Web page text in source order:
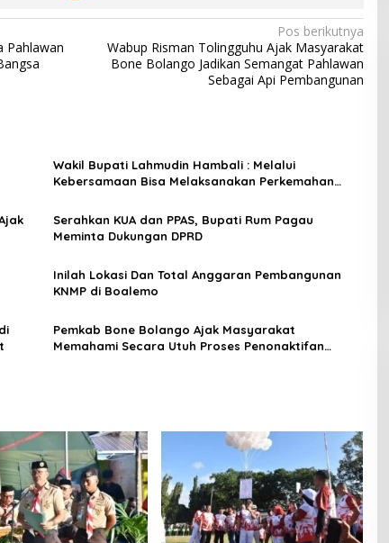
Pahlawan
Pos berikutnya
Wabup Risman Tolingguhu Ajak Masyarakat
Bone Bolango Jadikan Semangat Pahlawan
Sebagai Api Pembangunan
Wakil Bupati Lahmudin Hambali : Melalui
Kebersamaan Bisa Melaksanakan Perkemahan
Serahkan KUA dan PPAS, Bupati Rum Pagau
Meminta Dukungan DPRD
Inilah Lokasi Dan Total Anggaran Pembangunan
KNMP di Boalemo
Pemkab Bone Bolango Ajak Masyarakat
Memahami Secara Utuh Proses Penonaktifan